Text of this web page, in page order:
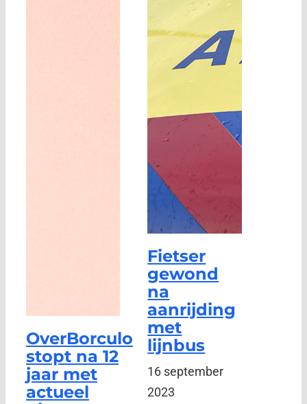
OverBorculo
stopt na 12
jaar met
actueel
Fietser
gewond
na
aanrijding
met
lijnbus
16 september
2023